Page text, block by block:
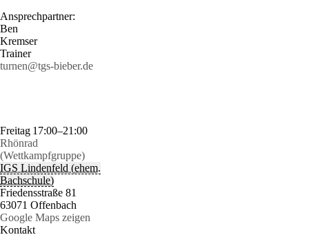
Ansprechpartner:
Ben
Kremser
Trainer
turnen@tgs-bieber.de
Freitag 17:00–21:00
Rhönrad
(Wettkampfgruppe)
IGS Lindenfeld (ehem.
Bachschule)
Friedensstraße 81
63071 Offenbach
Google Maps zeigen
Kontakt